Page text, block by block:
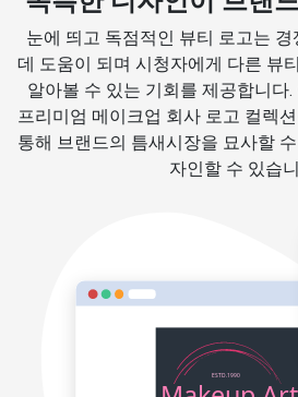
눈에 띄고 독점적인 뷰티 로고는
데 도움이 되며 시청자에게 다른 뷰
알아볼 수 있는 기회를 제공합니다
프리미엄 메이크업 회사 로고 컬렉
통해 브랜드의 틈새시장을 묘사할
자인할 수 있습